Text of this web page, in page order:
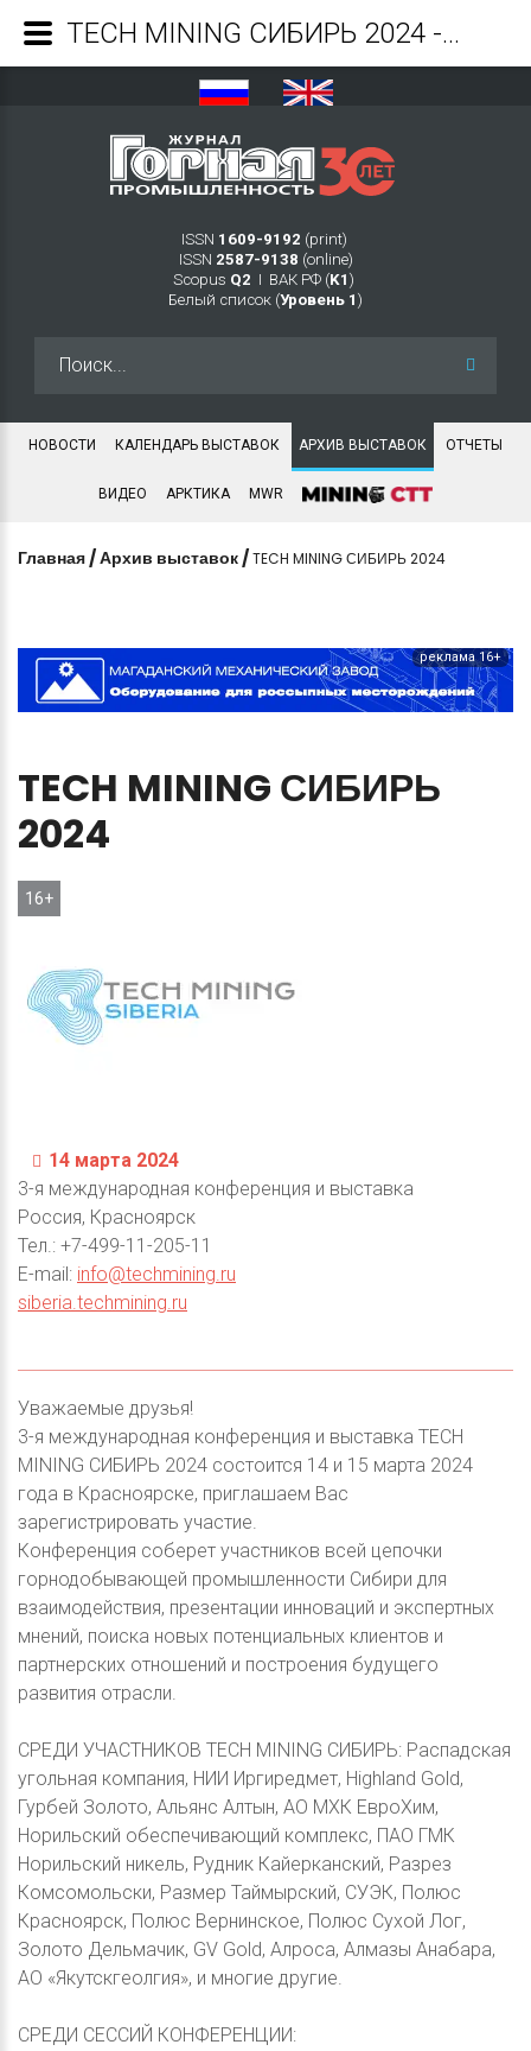
ISSN 1609-9192 (print)
ISSN 2587-9138 (online)
Scopus Q2 Ι ВАК РФ (K1 )
Белый список (Уровень 1 )
НОВОСТИ КАЛЕНДАРЬ ВЫСТАВОК АРХИВ ВЫСТАВОК ОТЧЕТЫ
ВИДЕО АРКТИКА MWR
Главная /Архив выставок /TECH MINING СИБИРЬ 2024
реклама 16+
TECH MINING СИБИРЬ
2024
16+
14 марта 2024
3-я международная конференция и выставка
Россия, Красноярск
Тел.: +7-499-11-205-11
E-mail: info@techmining.ru
siberia.techmining.ru
Уважаемые друзья!
3-я международная конференция и выставка TECH
MINING СИБИРЬ 2024 состоится 14 и 15 марта 2024
года в Красноярске, приглашаем Вас
зарегистрировать участие.
Конференция соберет участников всей цепочки
горнодобывающей промышленности Сибири для
взаимодействия, презентации инноваций и экспертных
мнений, поиска новых потенциальных клиентов и
партнерских отношений и построения будущего
развития отрасли.
СРЕДИ УЧАСТНИКОВ TECH MINING СИБИРЬ: Распадская
угольная компания, НИИ Иргиредмет, Highland Gold,
Гурбей Золото, Альянс Алтын, АО МХК ЕвроХим,
Норильский обеспечивающий комплекс, ПАО ГМК
Норильский никель, Рудник Кайерканский, Разрез
Комсомольски, Размер Таймырский, СУЭК, Полюс
Красноярск, Полюс Вернинское, Полюс Сухой Лог,
Золото Дельмачик, GV Gold, Алроса, Алмазы Анабара,
АО «Якутскгеолгия», и многие другие.
СРЕДИ СЕССИЙ КОНФЕРЕНЦИИ:
TECH MINING СИБИРЬ 2024 - Журнал Горная промышленность